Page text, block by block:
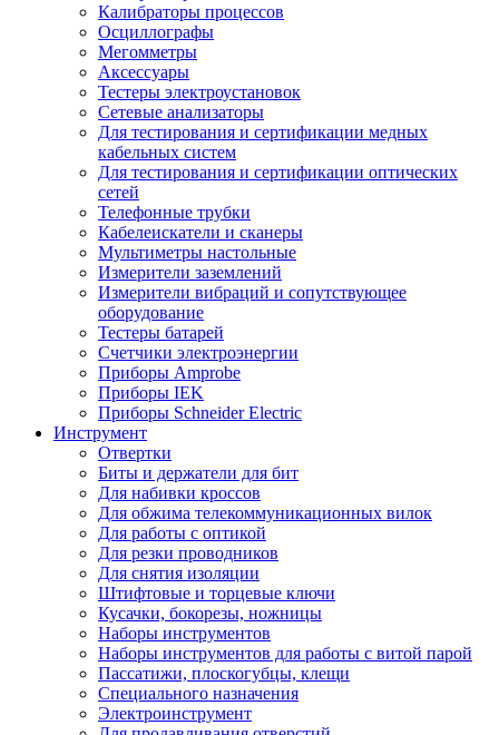
Калибраторы процессов
Осциллографы
Мегомметры
Аксессуары
Тестеры электроустановок
Сетевые анализаторы
Для тестирования и сертификации медных
кабельных систем
Для тестирования и сертификации оптических
сетей
Телефонные трубки
Кабелеискатели и сканеры
Мультиметры настольные
Измерители заземлений
Измерители вибраций и сопутствующее
оборудование
Тестеры батарей
Счетчики электроэнергии
Приборы Amprobe
Приборы IEK
Приборы Schneider Electric
Инструмент
Отвертки
Биты и держатели для бит
Для набивки кроссов
Для обжима телекоммуникационных вилок
Для работы с оптикой
Для резки проводников
Для снятия изоляции
Штифтовые и торцевые ключи
Кусачки, бокорезы, ножницы
Наборы инструментов
Наборы инструментов для работы с витой парой
Пассатижи, плоскогубцы, клещи
Специального назначения
Электроинструмент